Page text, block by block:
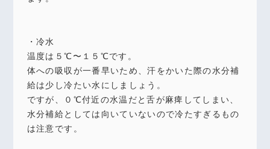
・冷水
温度は５℃〜１５℃です。
体への吸収が一番早いため、汗をかいた際の水分補
給は少し冷たい水にしましょう。
ですが、０℃付近の水温だと舌が麻痺してしまい、
水分補給としては向いていないので冷たすぎるもの
は注意です。